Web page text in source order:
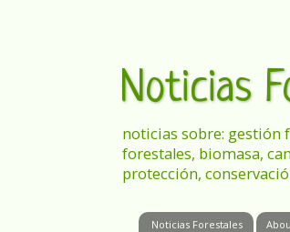
Noticias
noticias sobre: gestión
forestales, biomasa,
protección,
Noticias Forestales